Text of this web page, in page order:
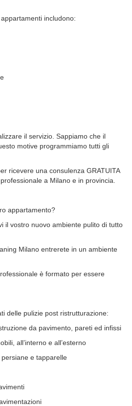
includono:
il servizio. Sappiamo che il
motive programmiamo tutti gli
ricevere una consulenza GRATUITA
a Milano e in provincia.
appartamento?
il vostro nuovo ambiente pulito di tutto
Milano entrerete in un ambiente
è formato per essere
delle pulizie post ristrutturazione:
da pavimento, pareti ed infissi
all’interno e all’esterno
e tapparelle